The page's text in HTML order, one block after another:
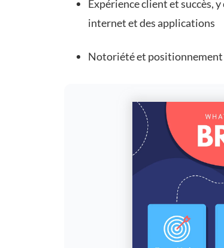
Expérience client et succès,
internet et des applications
Notoriété et positionnement